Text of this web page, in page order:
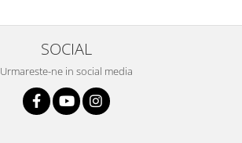
SOCIAL
Urmareste-ne in social media